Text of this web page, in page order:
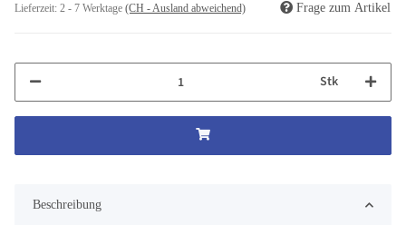
Lieferzeit: 2 - 7 Werktage (CH - Ausland abweichend) Frage zum Artikel
Stk
Beschreibung